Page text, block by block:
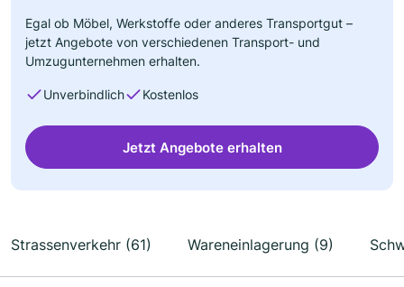
Egal ob Möbel, Werkstoffe oder anderes Transportgut –
jetzt Angebote von verschiedenen Transport- und
Umzugunternehmen erhalten.
Unverbindlich Kostenlos
Jetzt Angebote erhalten
Strassenverkehr (61) Wareneinlagerung (9)